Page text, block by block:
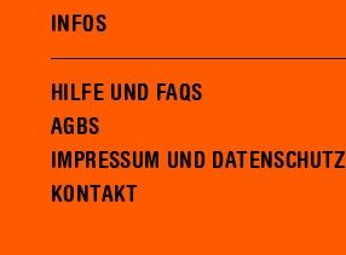
INFOS
HILFE UND FAQS
AGBS
IMPRESSUM UND DATENSCHUTZ
KONTAKT